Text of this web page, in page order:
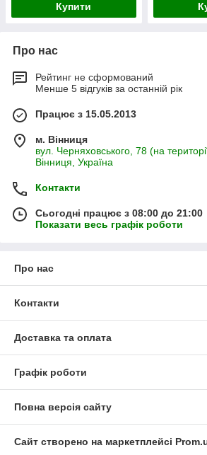
Купити
Про нас
Рейтинг не сформований
Менше 5 відгуків за останній рік
Працює з 15.05.2013
м. Вінниця
вул. Черняховського, 78 (на
Вінниця, Україна
Контакти
Сьогодні працює з 08:00 до 21:00
Показати весь графік роботи
Про нас
Контакти
Доставка та оплата
Графік роботи
Повна версія сайту
Сайт створено на маркетплейсі